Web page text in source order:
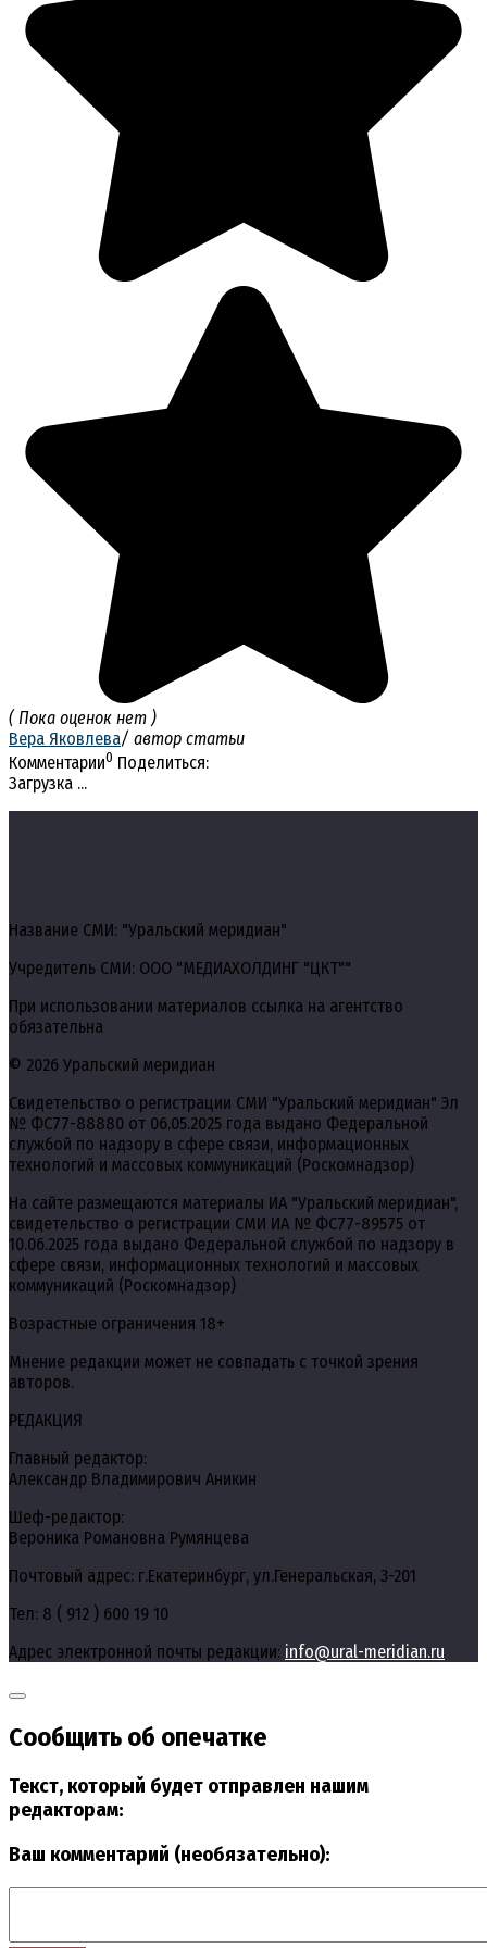
( Пока оценок нет )
Вера Яковлева/ автор статьи
Комментарии0 Поделиться:
Загрузка ...
Название СМИ: "Уральский меридиан"
Учредитель СМИ: ООО "МЕДИАХОЛДИНГ "ЦКТ""
При использовании материалов ссылка на агентство
обязательна
© 2026 Уральский меридиан
Свидетельство о регистрации СМИ "Уральский меридиан" Эл
№ ФС77-88880 от 06.05.2025 года выдано Федеральной
службой по надзору в сфере связи, информационных
технологий и массовых коммуникаций (Роскомнадзор)
На сайте размещаются материалы ИА "Уральский меридиан",
свидетельство о регистрации СМИ ИА № ФС77-89575 от
10.06.2025 года выдано Федеральной службой по надзору в
сфере связи, информационных технологий и массовых
коммуникаций (Роскомнадзор)
Возрастные ограничения 18+
Мнение редакции может не совпадать с точкой зрения
авторов.
РЕДАКЦИЯ
Главный редактор:
Александр Владимирович Аникин
Шеф-редактор:
Вероника Романовна Румянцева
Почтовый адрес: г.Екатеринбург, ул.Генеральская, 3-201
Тел: 8 ( 912 ) 600 19 10
Адрес электронной почты редакции: info@ural-meridian.ru
Сообщить об опечатке
Текст, который будет отправлен нашим
редакторам:
Ваш комментарий (необязательно):